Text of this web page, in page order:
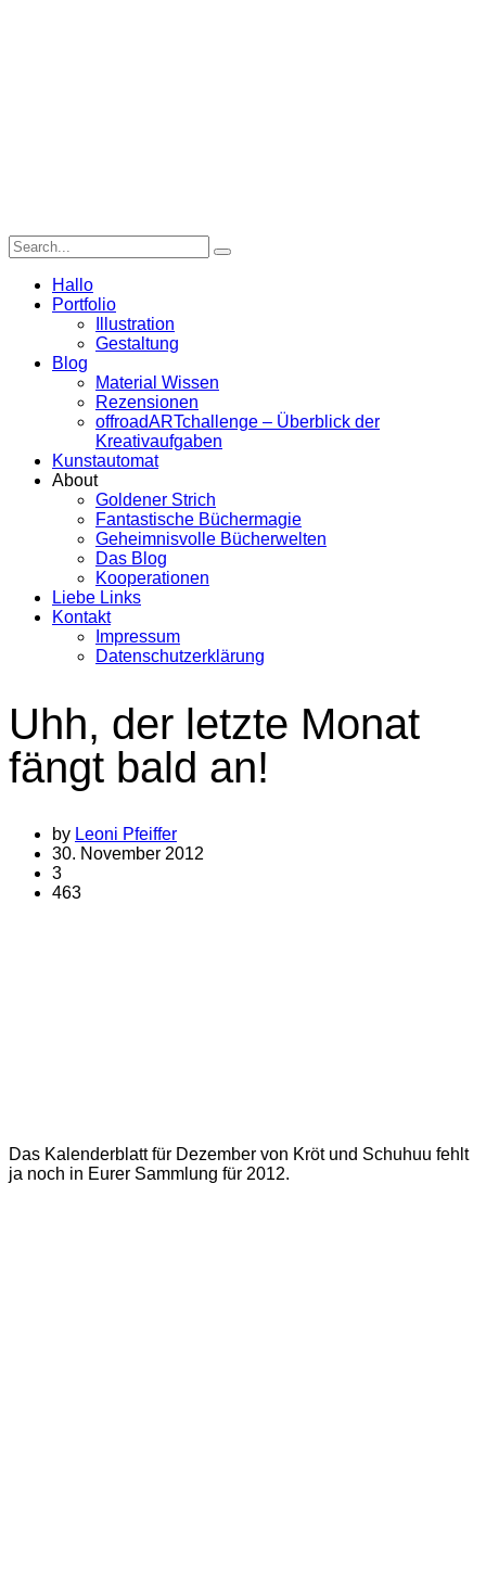
Hallo
Portfolio
Illustration
Gestaltung
Blog
Material Wissen
Rezensionen
offroadARTchallenge – Überblick der
Kreativaufgaben
Kunstautomat
About
Goldener Strich
Fantastische Büchermagie
Geheimnisvolle Bücherwelten
Das Blog
Kooperationen
Liebe Links
Kontakt
Impressum
Datenschutzerklärung
Uhh, der letzte Monat
fängt bald an!
by Leoni Pfeiffer
30. November 2012
3
463
Das Kalenderblatt für Dezember von Kröt und Schuhuu fehlt
ja noch in Eurer Sammlung für 2012.